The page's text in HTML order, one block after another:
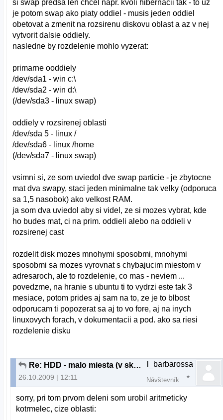
si swap predsa len chcel napr. kvoli hibernacii tak - to uz
je potom swap ako piaty oddiel - musis jeden oddiel
obetovat a zmenit na rozsirenu diskovu oblast a az v nej
vytvorit dalsie oddiely.
nasledne by rozdelenie mohlo vyzerat:
primarne ooddiely
/dev/sda1 - win c:\
/dev/sda2 - win d:\
(/dev/sda3 - linux swap)
oddiely v rozsirenej oblasti
/dev/sda 5 - linux /
/dev/sda6 - linux /home
(/dev/sda7 - linux swap)
vsimni si, ze som uviedol dve swap particie - je zbytocne
mat dva swapy, staci jeden minimalne tak velky (odporuca
sa 1,5 nasobok) ako velkost RAM.
ja som dva uviedol aby si videl, ze si mozes vybrat, kde
ho budes mat, ci na prim. oddieli alebo na oddieli v
rozsirenej cast
rozdelit disk mozes mnohymi sposobmi, mnohymi
sposobmi sa mozes vyrovnat s chybajucim miestom v
adresaroch, ale to rozdelenie, co mas - neviem ...
povedzme, na hranie s ubuntu ti to vydrzi este tak 3
mesiace, potom prides aj sam na to, ze je to blbost
odporucam ti popozerat sa aj to vo fore, aj na inych
linuxovych forach, v dokumentacii a pod. ako sa riesi
rozdelenie disku
Re: HDD - malo miesta (v skutocnosti neni)
26.10.2009 | 12:11
l_barbarossa
Návštevník
sorry, pri tom prvom deleni som urobil aritmeticky
kotrmelec, cize oblasti: